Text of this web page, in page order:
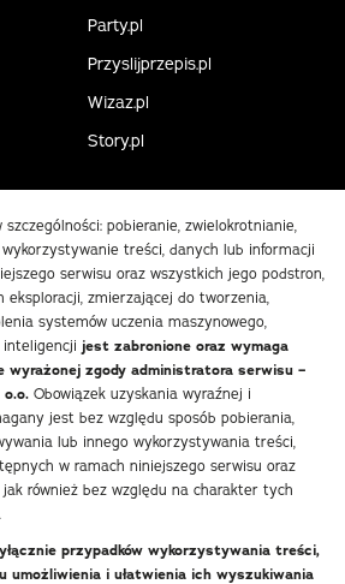
Party.pl
Przyslijprzepis.pl
Wizaz.pl
Story.pl
szczególności: pobieranie, zwielokrotnianie,
treści, danych lub informacji
serwisu oraz wszystkich jego podstron,
eksploracji, zmierzającej do tworzenia,
systemów uczenia maszynowego,
jest zabronione oraz wymaga
wyrażonej zgody administratora serwisu –
Obowiązek uzyskania wyraźnej i
jest bez względu sposób pobierania,
lub innego wykorzystywania treści,
w ramach niniejszego serwisu oraz
również bez względu na charakter tych
przypadków wykorzystywania treści,
umożliwienia i ułatwienia ich wyszukiwania